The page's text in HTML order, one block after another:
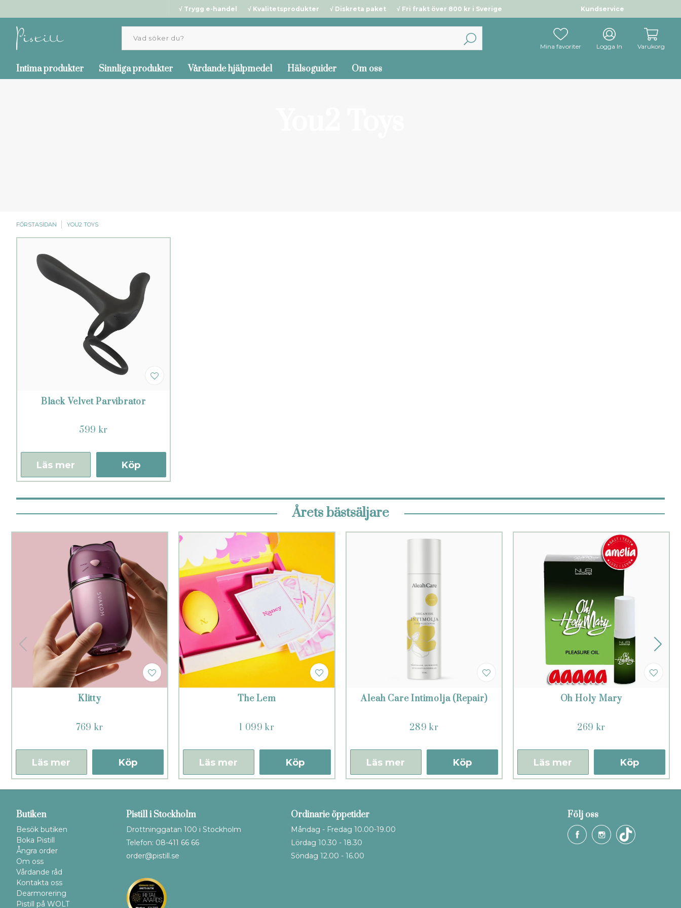
Kundservice
√ Trygg e-handel √ Kvalitetsprodukter √ Diskreta paket √ Fri frakt över 800 kr i Sverige
Mina favoriter Logga In Varukorg
Intima produkter Sinnliga produkter Vårdande hjälpmedel Hälsoguider Om oss
FÖRSTASIDAN YOU2 TOYS
Black Velvet Parvibrator
599 kr
Köp
Läs mer
Årets bästsäljare
Klitty
769 kr
Köp
Läs mer
The Lem
1 099 kr
Köp
Läs mer
Aleah Care Intimolja (Repair)
289 kr
Köp
Läs mer
Oh Holy Mary
269 kr
Köp
Läs mer
Butiken
Besök butiken
Boka Pistill
Ångra order
Om oss
Vårdande råd
Kontakta oss
Dearmorering
Pistill på WOLT
Pistill i Stockholm
Drottninggatan 100 i Stockholm
Telefon: 08-411 66 66
order@pistill.se
Ordinarie öppetider
Måndag - Fredag 10.00-19.00
Lördag 10.30 - 18.30
Söndag 12.00 - 16.00
Följ oss